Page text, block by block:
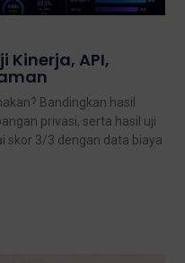
Kinerja, API,
Bandingkan hasil
privasi, serta hasil uji
skor 3/3 dengan data biaya